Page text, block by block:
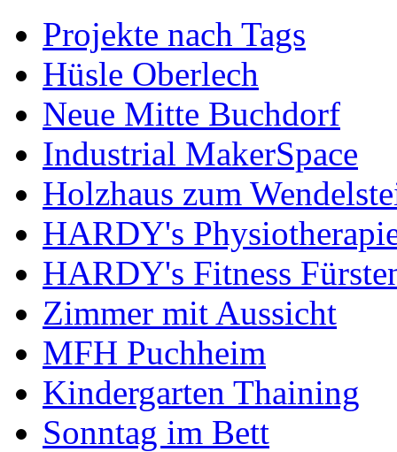
Projekte nach Tags
Hüsle Oberlech
Neue Mitte Buchdorf
Industrial MakerSpace
Holzhaus zum
HARDY's
HARDY's Fitness
Zimmer mit Aussicht
MFH Puchheim
Kindergarten Thaining
Sonntag im Bett